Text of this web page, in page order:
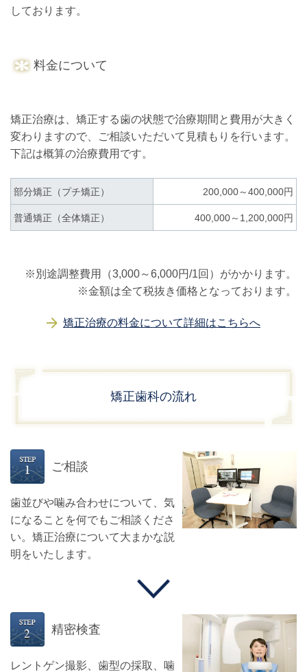
しております。
料金について
矯正治療は、矯正する歯の状態で治療期間と 費用が大きく
変わりますので、ご相談いただいて見積もりを行います。
下記は概算の治療費用です。
部分矯正（プチ矯正） 200,000～400,000円
普通矯正（全体矯正） 400,000～1,200,000円
※別途調整費用（3,000～6,000円/1回）がかかります。
※金額は全て税抜き価格となっております。
矯正治療の料金について詳細はこちらへ
矯正歯科の流れ
ご相談
歯並びや噛み合わせについて、気
になることを何でもご相談くださ
い。矯正治療について大まかな説
明をいたします。
精密検査
レントゲン撮影、歯型の採取、噛